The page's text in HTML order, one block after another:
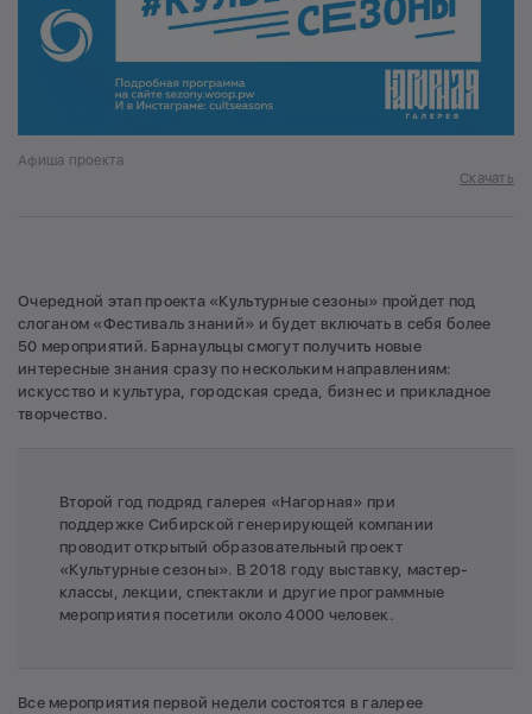
Афиша проекта
Скачать
Очередной этап проекта «Культурные сезоны» пройдет под
слоганом «Фестиваль знаний» и будет включать в себя более
50 мероприятий. Барнаульцы смогут получить новые
интересные знания сразу по нескольким направлениям:
искусство и культура, городская среда, бизнес и прикладное
творчество.
Второй год подряд галерея «Нагорная» при
поддержке Сибирской генерирующей компании
проводит открытый образовательный проект
«Культурные сезоны». В 2018 году выставку, мастер-
классы, лекции, спектакли и другие программные
мероприятия посетили около 4000 человек.
Все мероприятия первой недели состоятся в галерее